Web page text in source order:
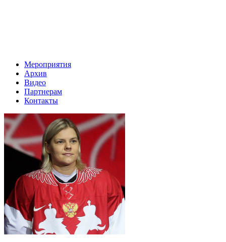
Мероприятия
Архив
Видео
Партнерам
Контакты